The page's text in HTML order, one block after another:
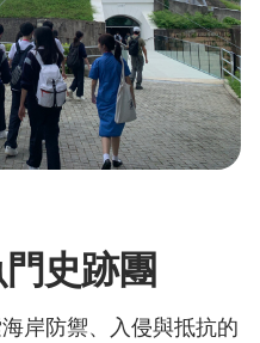
史跡團
岸防禦、入侵與抵抗的